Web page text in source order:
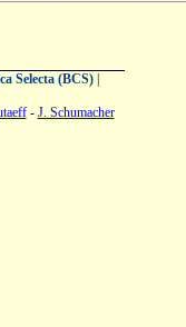
Selecta (BCS)|
- J. Schumacher